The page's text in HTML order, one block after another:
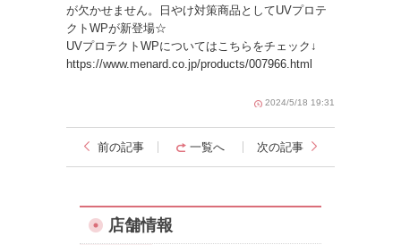
が欠かせません。日やけ対策商品としてUVプロテ
クトWPが新登場☆
UVプロテクトWPについてはこちらをチェック↓
https://www.menard.co.jp/products/007966.html
2024/5/18 19:31
前の記事 一覧へ 次の記事
店舗情報